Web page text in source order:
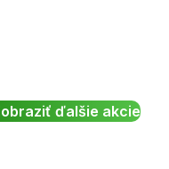
ďalšie akcie